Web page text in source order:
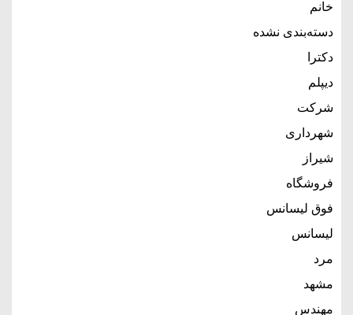
خانم
دسته‌بندی نشده
دکترا
دیپلم
شرکت
شهرداری
شیراز
فروشگاه
فوق لیسانس
لیسانس
مرد
مشهد
مهندس